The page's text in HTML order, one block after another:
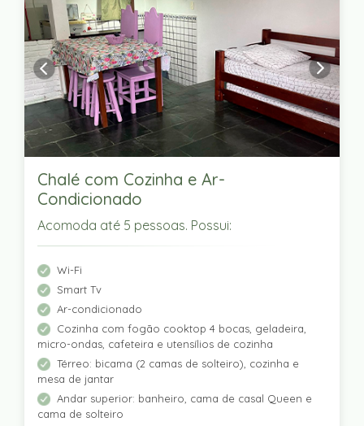
Chalé com Cozinha e Ar-
Condicionado
Acomoda até 5 pessoas. Possui:
Wi-Fi
Smart Tv
Ar-condicionado
Cozinha com fogão cooktop 4 bocas, geladeira,
micro-ondas, cafeteira e utensílios de cozinha
Térreo: bicama (2 camas de solteiro), cozinha e
mesa de jantar
Andar superior: banheiro, cama de casal Queen e
cama de solteiro